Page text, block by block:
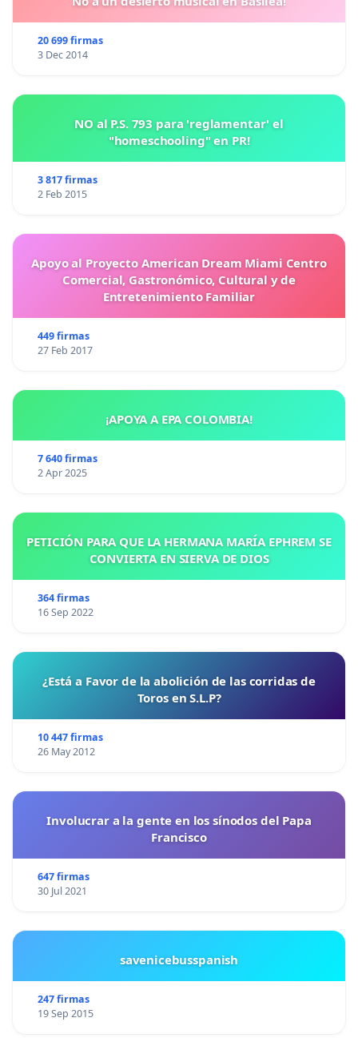
Concordia,en su segunda ediciónde 2025,coincide
plenamente con el marco de méritos que se exigen
Andaluza MarroquíForo IbnRushd.
20 699 firmas
3 Dec 2014
NO al P.S. 793 para 'reglamentar' el
"homeschooling" en PR!
3 817 firmas
2 Feb 2015
Apoyo al Proyecto American Dream Miami Centro
Comercial, Gastronómico, Cultural y de
Entretenimiento Familiar
449 firmas
27 Feb 2017
¡APOYA A EPA COLOMBIA!
7 640 firmas
2 Apr 2025
PETICIÓN PARA QUE LA HERMANA MARÍA EPHREM SE
CONVIERTA EN SIERVA DE DIOS
364 firmas
16 Sep 2022
¿Está a Favor de la abolición de las corridas de
Toros en S.L.P?
10 447 firmas
26 May 2012
Involucrar a la gente en los sínodos del Papa
Francisco
647 firmas
30 Jul 2021
savenicebusspanish
247 firmas
19 Sep 2015